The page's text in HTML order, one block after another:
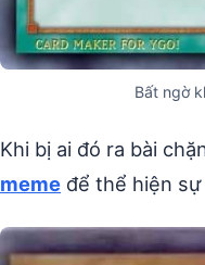
Bất ngờ
Khi bị ai đó ra bài
meme để thể hiện sự